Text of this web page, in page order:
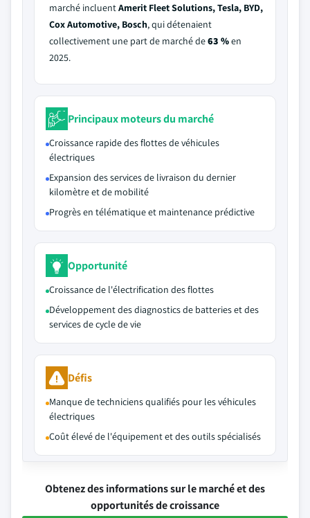
marché incluentAmerit Fleet Solutions, Tesla, BYD,
Cox Automotive, Bosch, qui détenaient
collectivement une part de marché de63 %en
2025.
Principaux moteurs du marché
Croissance rapide des flottes de véhicules
électriques
Expansion des services de livraison du dernier
kilomètre et de mobilité
Progrès en télématique et maintenance prédictive
Opportunité
Croissance de l'électrification des flottes
Développement des diagnostics de batteries et des
services de cycle de vie
Défis
Manque de techniciens qualifiés pour les véhicules
électriques
Coût élevé de l'équipement et des outils spécialisés
Obtenez des informations sur le marché et des
opportunités de croissance